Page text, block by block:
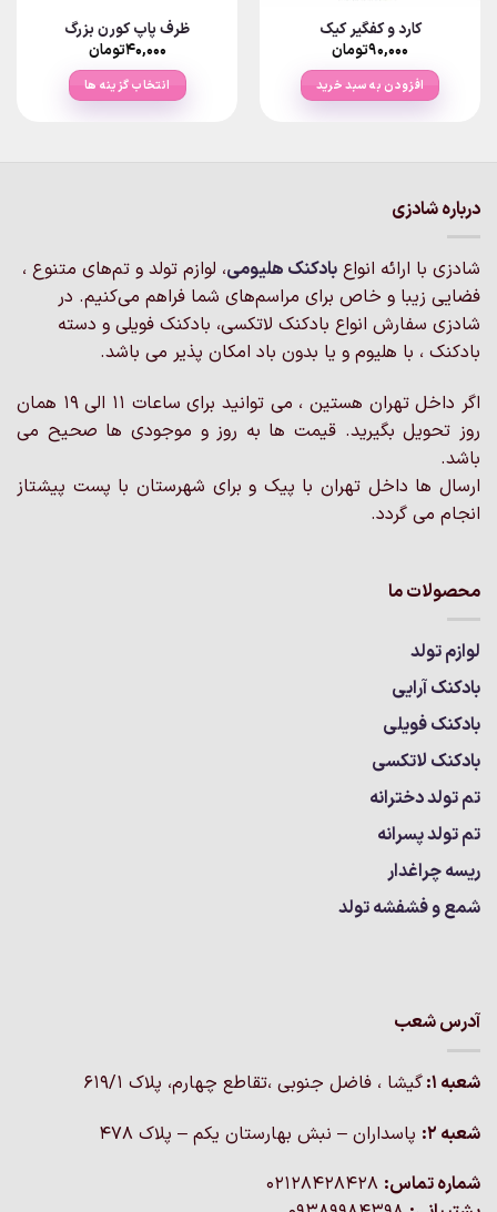
کارد و کفگیر کیک
۹۰,۰۰۰تومان
افزودن به سبد خرید
ظرف پاپ کورن بزرگ
۴۰,۰۰۰تومان
انتخاب گزینه ها
گزینه
ها
ممکن
است
صفحه
محصول
انتخاب
درباره شادزی
شادزی با ارائه انواع بادکنک‌ هلیومی، لوازم تولد و تم‌های متنوع ،
فضایی زیبا و خاص برای مراسم‌های شما فراهم می‌کنیم. در
شادزی سفارش انواع بادکنک لاتکسی، بادکنک فویلی و دسته
بادکنک ، با هلیوم و یا بدون باد امکان پذیر می باشد.
اگر داخل تهران هستین ، می توانید برای ساعات 11 الی 19 همان
روز تحویل بگیرید. قیمت ها به روز و موجودی ها صحیح می
باشد.
ارسال ها داخل تهران با پیک و برای شهرستان با پست پیشتاز
انجام می گردد.
محصولات ما
لوازم تولد
بادکنک آرایی
بادکنک فویلی
بادکنک لاتکسی
تم تولد دخترانه
تم تولد پسرانه
ریسه چراغدار
شمع و فشفشه تولد
آدرس شعب
شعبه 1:
گيشا ، فاضل جنوبی ،تقاطع چهارم، پلاک 619/1
شعبه 2:
پاسداران – نبش بهارستان یکم – پلاک ۴۷۸
شماره تماس: